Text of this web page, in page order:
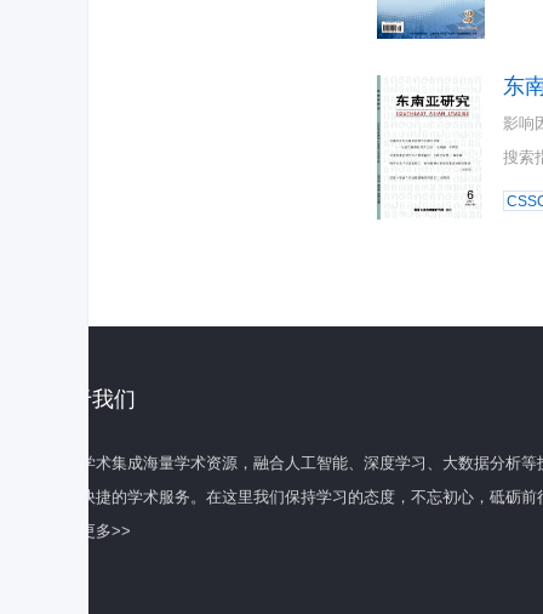
东
影响
搜索
关于我们
百度学术集成海量学术资源，融合人工智能、深度学习、大数据分析
全面快捷的学术服务。在这里我们保持学习的态度，不忘初心，砥砺前
了解更多>>